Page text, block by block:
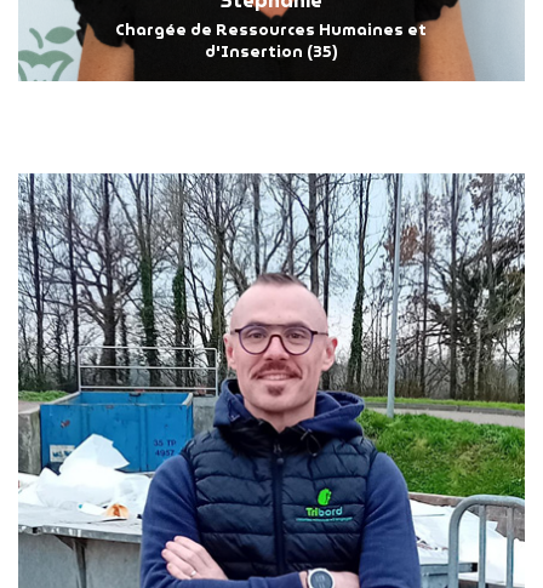
Chargée de Ressources Humaines et
d'Insertion (35)